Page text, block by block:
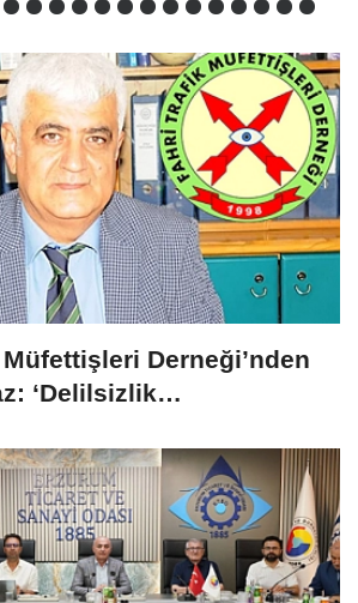
Derneği’nden
‘Delilsizlik